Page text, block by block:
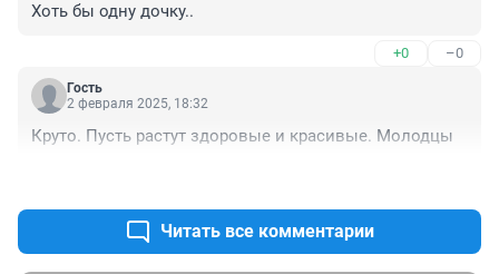
Хоть бы одну дочку..
+0 –0
Гость
2 февраля 2025, 18:32
Круто. Пусть растут здоровые и красивые. Молодцы
Читать все комментарии